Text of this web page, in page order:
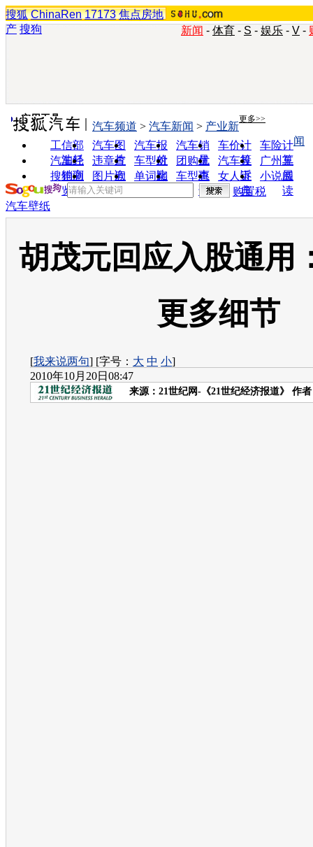
搜狐 ChinaRen 17173 焦点房地
产 搜狗 新闻 - 体育 - S - 娱乐 - V -
实用工具 更多>>
工信部
油耗
汽车图
片
汽车报
价
汽车销
量
车价计
算
车险计
算
汽车经
销商
违章查
询
车型对
比
团购优
惠
汽车投
诉
广州车
展
搜狗浏
览器
图片欣
赏
单词翻
车型查
询
女人宝
典
小说阅
读
汽车频道 > 汽车新闻 > 产业新
闻
购置税
汽车壁纸
胡茂元回应入股通用
更多细节
[我来说两句] [字号： 大 中 小]
2010年10月20日08:47
来源： 21世纪网-《21世纪经济报道》 作